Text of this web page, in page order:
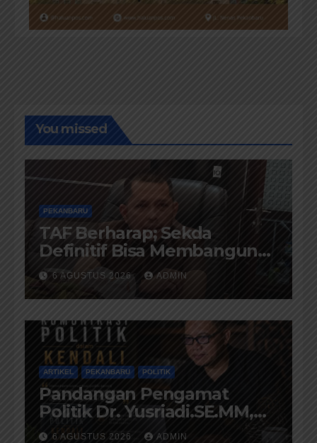
You missed
PEKANBARU
TAF Berharap; Sekda
Definitif Bisa Membangun
Komunikasi Antara
Eksekutif dan Legislatif
6 AGUSTUS 2026 ADMIN
ARTIKEL PEKANBARU POLITIK
Pandangan Pengamat
Politik Dr. Yusriadi.SE.MM,
Tentang Buku Dr. (Cand)
6 AGUSTUS 2026 ADMIN